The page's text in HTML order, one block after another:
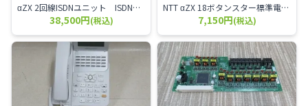
αZX 2回線ISDNユニット ISDN回線を2本収容可能です。
38,500円(税込)
NTT αZX 18ボタンスター標準電話機(白)
7,150円(税込)